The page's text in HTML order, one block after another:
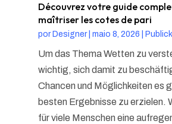
Découvrez votre guide
maîtriser les cotes de pari
por Designer| maio 8, 2026 Publick
Um das Thema Wetten zu
wichtig, sich damit zu
Chancen und Möglichkeiten es
besten Ergebnisse zu erzielen.
für viele Menschen eine